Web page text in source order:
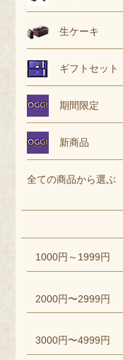
生ケーキ
ギフトセット
期間限定
新商品
全ての商品から選ぶ
1000円～1999円
2000円〜2999円
3000円〜4999円